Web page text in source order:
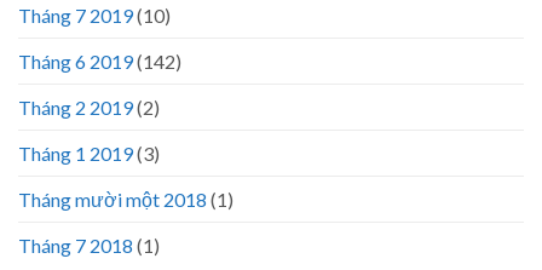
Tháng 7 2019(10)
Tháng 6 2019(142)
Tháng 2 2019(2)
Tháng 1 2019(3)
Tháng mười một 2018 (1)
Tháng 7 2018 (1)